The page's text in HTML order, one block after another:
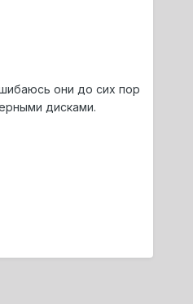
они до сих пор
дисками.